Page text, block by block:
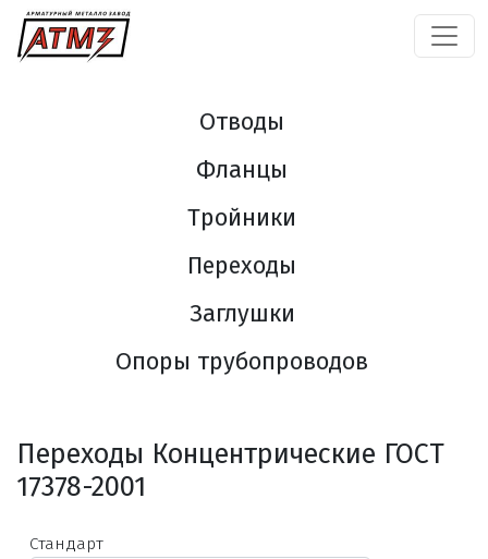
Отводы
Фланцы
Тройники
Переходы
Заглушки
Опоры трубопроводов
Переходы Концентрические ГОСТ
17378-2001
Стандарт